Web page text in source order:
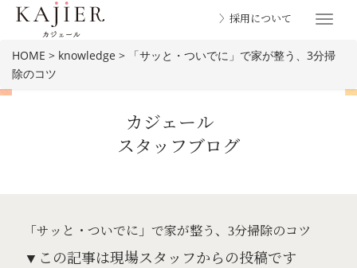
Toggle
〉採用について
HOME > knowledge >
「サッと・ついでに」で家が整う、3分掃
除のコツ
カジェール
スタッフブログ
「サッと・ついでに」で家が整う、3分掃除のコツ
▼この記事は現場スタッフからの投稿です